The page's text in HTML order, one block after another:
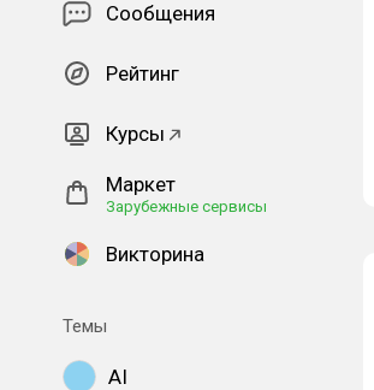
Сообщения
Рейтинг
Курсы
Маркет
Зарубежные сервисы
Викторина
Темы
AI